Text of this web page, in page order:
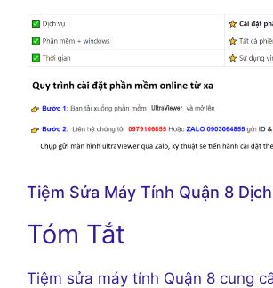
Tiệm Sửa Máy Tính Quận 8
Tóm Tắt
Tiệm sửa máy tính Quận 8 cung